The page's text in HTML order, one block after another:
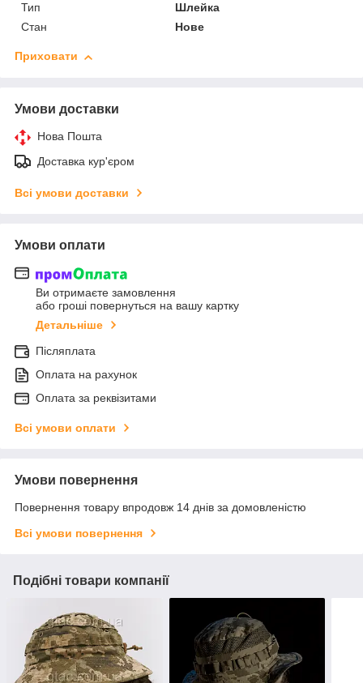
Тип
Шлейка
Стан
Нове
Приховати
Умови доставки
Нова Пошта
Доставка кур'єром
Всі умови доставки
Умови оплати
Ви отримаєте замовлення
або гроші повернуться на вашу картку
Детальніше
Післяплата
Оплата на рахунок
Оплата за реквізитами
Всі умови оплати
Умови повернення
Повернення товару впродовж 14 днів за домовленістю
Всі умови повернення
Подібні товари компанії